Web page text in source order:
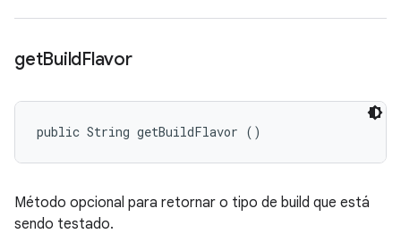
getBuildFlavor
public String getBuildFlavor ()
Método opcional para retornar o tipo de build que está
sendo testado.